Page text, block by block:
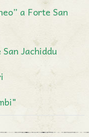
a Forte San
Jachiddu